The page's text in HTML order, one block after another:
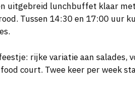
uitgebreid lunchbuffet klaar
Tussen 14:30 en 17:00 uur
rijke variatie aan salades,
court. Twee keer per week